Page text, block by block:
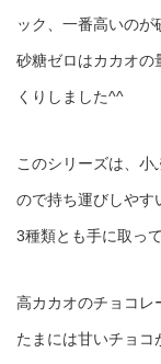
ック、一番高いのが
砂糖ゼロはカカオの
くりしました^^
このシリーズは、
ので持ち運びしやす
3種類とも手に取っ
高カカオのチョコレ
たまには甘いチョコ